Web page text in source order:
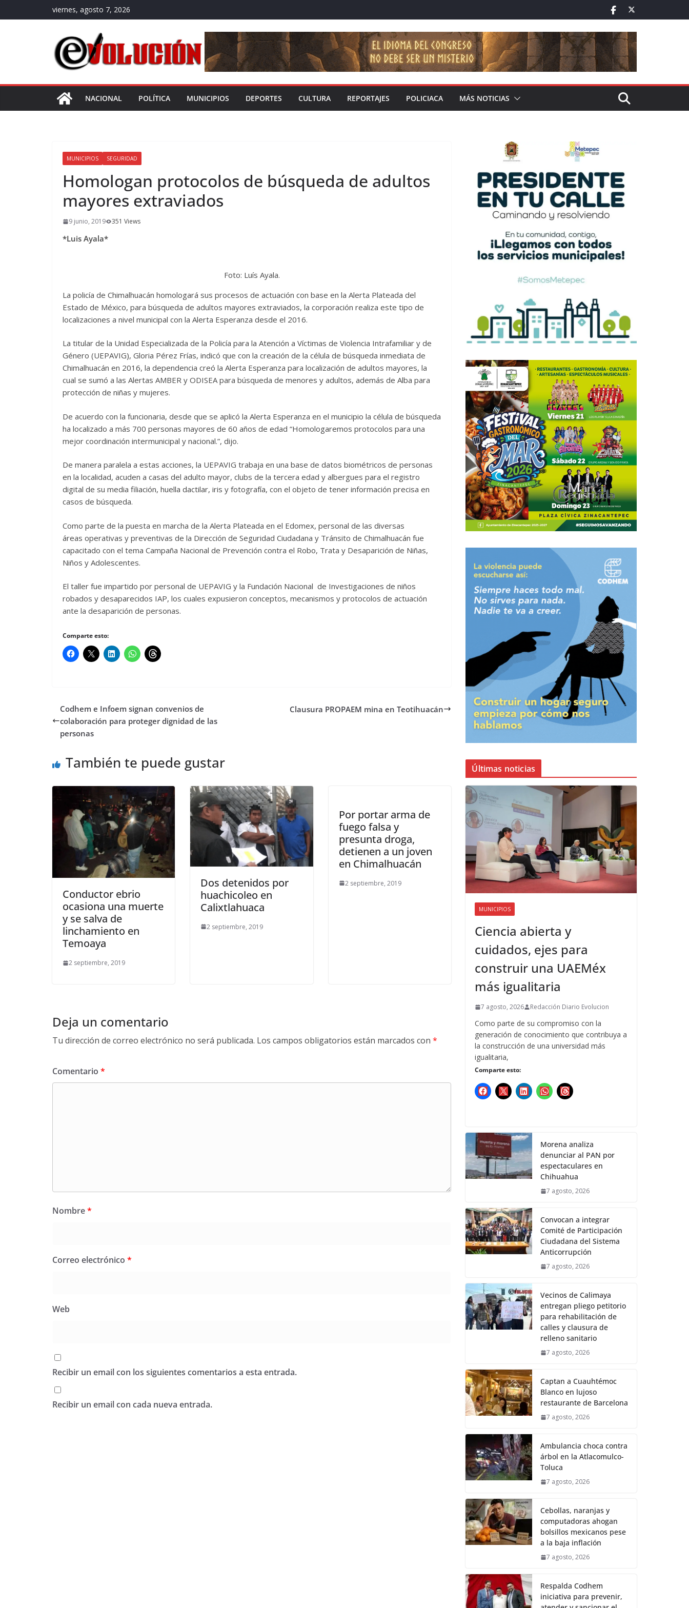
al
viernes, agosto 7, 2026
NACIONAL POLÍTICA MUNICIPIOS DEPORTES CULTURA REPORTAJES POLICIACA MÁS NOTICIAS
MUNICIPIOS SEGURIDAD
Homologan protocolos de búsqueda de adultos
mayores extraviados
9 junio, 2019 351 Views
*Luis Ayala*
Foto: Luís Ayala.
La policía de Chimalhuacán homologará sus procesos de actuación con base en la Alerta Plateada del
Estado de México, para búsqueda de adultos mayores extraviados, la corporación realiza este tipo de
localizaciones a nivel municipal con la Alerta Esperanza desde el 2016.
La titular de la Unidad Especializada de la Policía para la Atención a Víctimas de Violencia Intrafamiliar y de
Género (UEPAVIG), Gloria Pérez Frías, indicó que con la creación de la célula de búsqueda inmediata de
Chimalhuacán en 2016, la dependencia creó la Alerta Esperanza para localización de adultos mayores, la
cual se sumó a las Alertas AMBER y ODISEA para búsqueda de menores y adultos, además de Alba para
protección de niñas y mujeres.
De acuerdo con la funcionaria, desde que se aplicó la Alerta Esperanza en el municipio la célula de búsqueda
ha localizado a más 700 personas mayores de 60 años de edad “Homologaremos protocolos para una
mejor coordinación intermunicipal y nacional.”, dijo.
De manera paralela a estas acciones, la UEPAVIG trabaja en una base de datos biométricos de personas
en la localidad, acuden a casas del adulto mayor, clubs de la tercera edad y albergues para el registro
digital de su media filiación, huella dactilar, iris y fotografía, con el objeto de tener información precisa en
casos de búsqueda.
Como parte de la puesta en marcha de la Alerta Plateada en el Edomex, personal de las diversas
áreas operativas y preventivas de la Dirección de Seguridad Ciudadana y Tránsito de Chimalhuacán fue
capacitado con el tema Campaña Nacional de Prevención contra el Robo, Trata y Desaparición de Niñas,
Niños y Adolescentes.
El taller fue impartido por personal de UEPAVIG y la Fundación Nacional de Investigaciones de niños
robados y desaparecidos IAP, los cuales expusieron conceptos, mecanismos y protocolos de actuación
ante la desaparición de personas.
Comparte esto:
Codhem e Infoem signan convenios de
colaboración para proteger dignidad de las
personas
Clausura PROPAEM mina en Teotihuacán
También te puede gustar
Conductor ebrio
ocasiona una muerte
y se salva de
linchamiento en
Temoaya
2 septiembre, 2019
Dos detenidos por
huachicoleo en
Calixtlahuaca
2 septiembre, 2019
Por portar arma de
fuego falsa y
presunta droga,
detienen a un joven
en Chimalhuacán
2 septiembre, 2019
Deja un comentario
Tu dirección de correo electrónico no será publicada. Los campos obligatorios están marcados con *
Comentario *
Nombre*
Correo electrónico *
Web
Recibir un email con los siguientes comentarios a esta entrada.
Recibir un email con cada nueva entrada.
Últimas noticias
MUNICIPIOS
Ciencia abierta y
cuidados, ejes para
construir una UAEMéx
más igualitaria
7 agosto, 2026 Redacción Diario Evolucion
Como parte de su compromiso con la
generación de conocimiento que contribuya a
la construcción de una universidad más
igualitaria,
Comparte esto:
Morena analiza
denunciar al PAN por
espectaculares en
Chihuahua
7 agosto, 2026
Convocan a integrar
Comité de Participación
Ciudadana del Sistema
Anticorrupción
7 agosto, 2026
Vecinos de Calimaya
entregan pliego petitorio
para rehabilitación de
calles y clausura de
relleno sanitario
7 agosto, 2026
Captan a Cuauhtémoc
Blanco en lujoso
restaurante de Barcelona
7 agosto, 2026
Ambulancia choca contra
árbol en la Atlacomulco-
Toluca
7 agosto, 2026
Cebollas, naranjas y
computadoras ahogan
bolsillos mexicanos pese
a la baja inflación
7 agosto, 2026
Respalda Codhem
iniciativa para prevenir,